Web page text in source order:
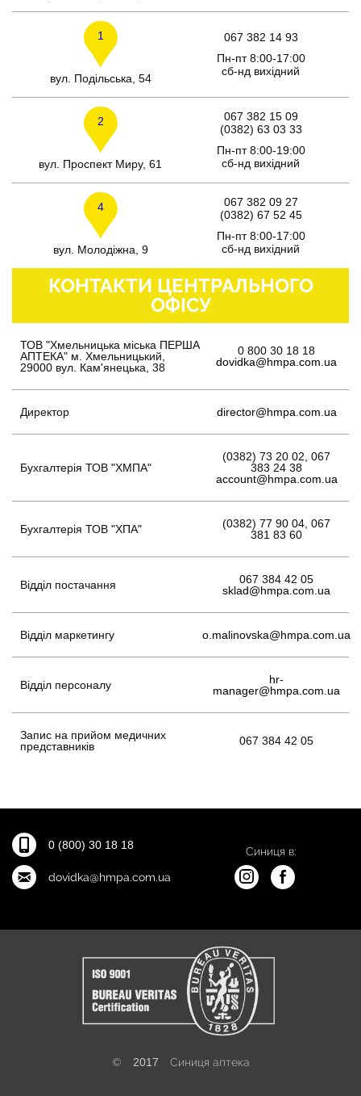
1
вул. Подільська, 54
067 382 14 93
Пн-пт 8:00-17:00
сб-нд вихідний
2
вул. Проспект Миру, 61
067 382 15 09
(0382) 63 03 33
Пн-пт 8:00-19:00
сб-нд вихідний
4
вул. Молодіжна, 9
067 382 09 27
(0382) 67 52 45
Пн-пт 8:00-17:00
сб-нд вихідний
КОНТАКТИ ЦЕНТРАЛЬНОГО
ОФІСУ
ТОВ "Хмельницька міська ПЕРША
АПТЕКА" м. Хмельницький,
29000 вул. Кам'янецька, 38
0 800 30 18 18
dovidka@hmpa.com.ua
Директор director@hmpa.com.ua
Бухгалтерія ТОВ "ХМПА"
(0382) 73 20 02, 067
383 24 38
account@hmpa.com.ua
Бухгалтерія ТОВ "ХПА"
(0382) 77 90 04, 067
381 83 60
Відділ постачання
067 384 42 05
sklad@hmpa.com.ua
Відділ маркетингу o.malinovska@hmpa.com.ua
Відділ персоналу
hr-
manager@hmpa.com.ua
Запис на прийом медичних
представників
067 384 42 05
0 (800) 30 18 18
dovidka@hmpa.com.ua
Синиця в:
© 2017 Синиця аптека